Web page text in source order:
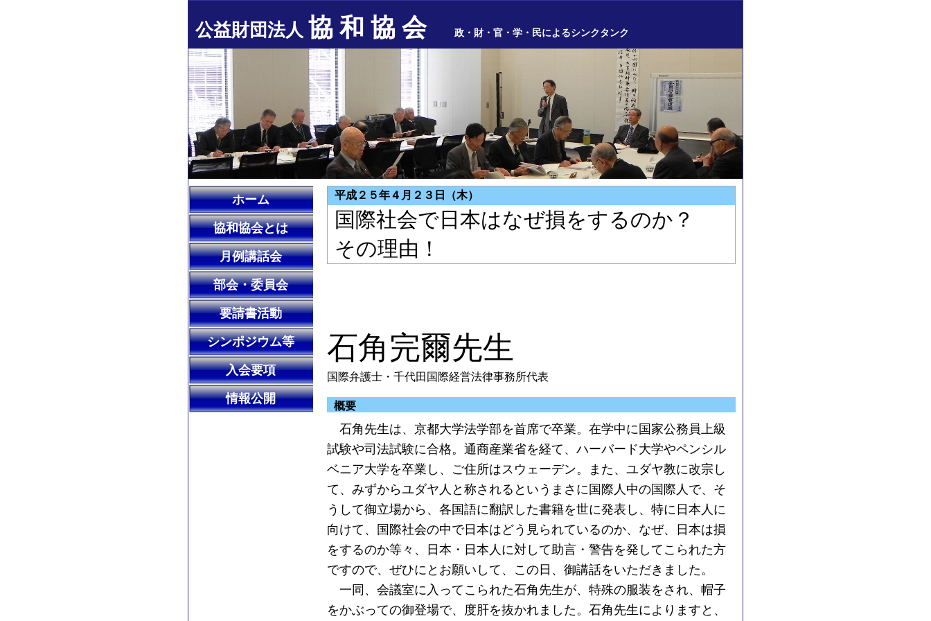
公益財団法人 協 和 協 会 政・財・官・学・民によるシンクタンク
ホーム
協和協会とは
月例講話会
部会・委員会
要請書活動
シンポジウム等
入会要項
情報公開
平成２５年４月２３日（木）
国際社会で日本はなぜ損をするのか？
その理由！
石角完爾先生
国際弁護士・千代田国際経営法律事務所代表
概要
石角先生は、京都大学法学部を首席で卒業。在学中に国家公務員上級
試験や司法試験に合格。通商産業省を経て、ハーバード大学やペンシル
ベニア大学を卒業し、ご住所はスウェーデン。また、ユダヤ教に改宗し
て、みずからユダヤ人と称されるというまさに国際人中の国際人で、そ
うして御立場から、各国語に翻訳した書籍を世に発表し、特に日本人に
向けて、国際社会の中で日本はどう見られているのか、なぜ、日本は損
をするのか等々、日本・日本人に対して助言・警告を発してこられた方
ですので、ぜひにとお願いして、この日、御講話をいただきました。
一同、会議室に入ってこられた石角先生が、特殊の服装をされ、帽子
をかぶっての御登場で、度肝を抜かれました。石角先生によりますと、